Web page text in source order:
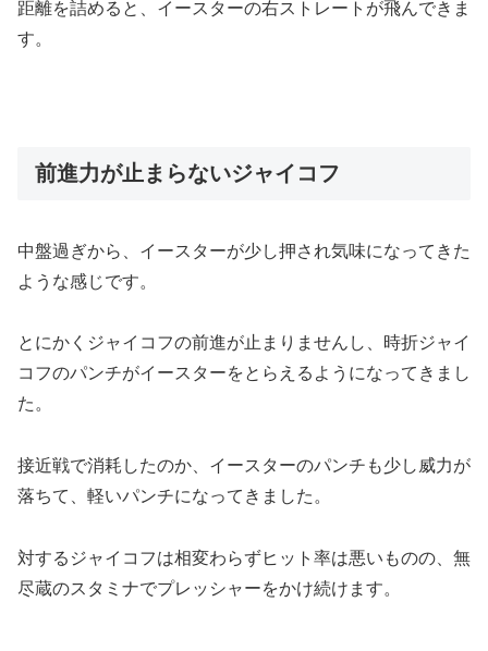
距離を詰めると、イースターの右ストレートが飛んできま
す。
前進力が止まらないジャイコフ
中盤過ぎから、イースターが少し押され気味になってきた
ような感じです。
とにかくジャイコフの前進が止まりませんし、時折ジャイ
コフのパンチがイースターをとらえるようになってきまし
た。
接近戦で消耗したのか、イースターのパンチも少し威力が
落ちて、軽いパンチになってきました。
対するジャイコフは相変わらずヒット率は悪いものの、無
尽蔵のスタミナでプレッシャーをかけ続けます。